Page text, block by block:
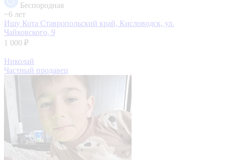
Беспородная
~6 лет
Ищу Кота Ставропольский край, Кисловодск, ул.
Чайковского, 9
1 000 ₽
Николай
Частный продавец